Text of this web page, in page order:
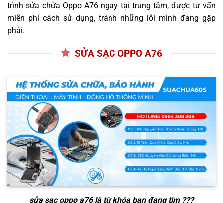
trình sửa chữa Oppo A76 ngay tại trung tâm, được tư vấn
miễn phí cách sử dụng, tránh những lỗi mình đang gặp
phải.
SỬA SẠC OPPO A76
sửa sạc oppo a76là từ khóa bạn đang tìm ???